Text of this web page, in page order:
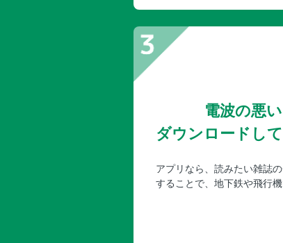
電波の悪
ダウンロードし
アプリなら、読みたい雑誌
することで、地下鉄や飛行